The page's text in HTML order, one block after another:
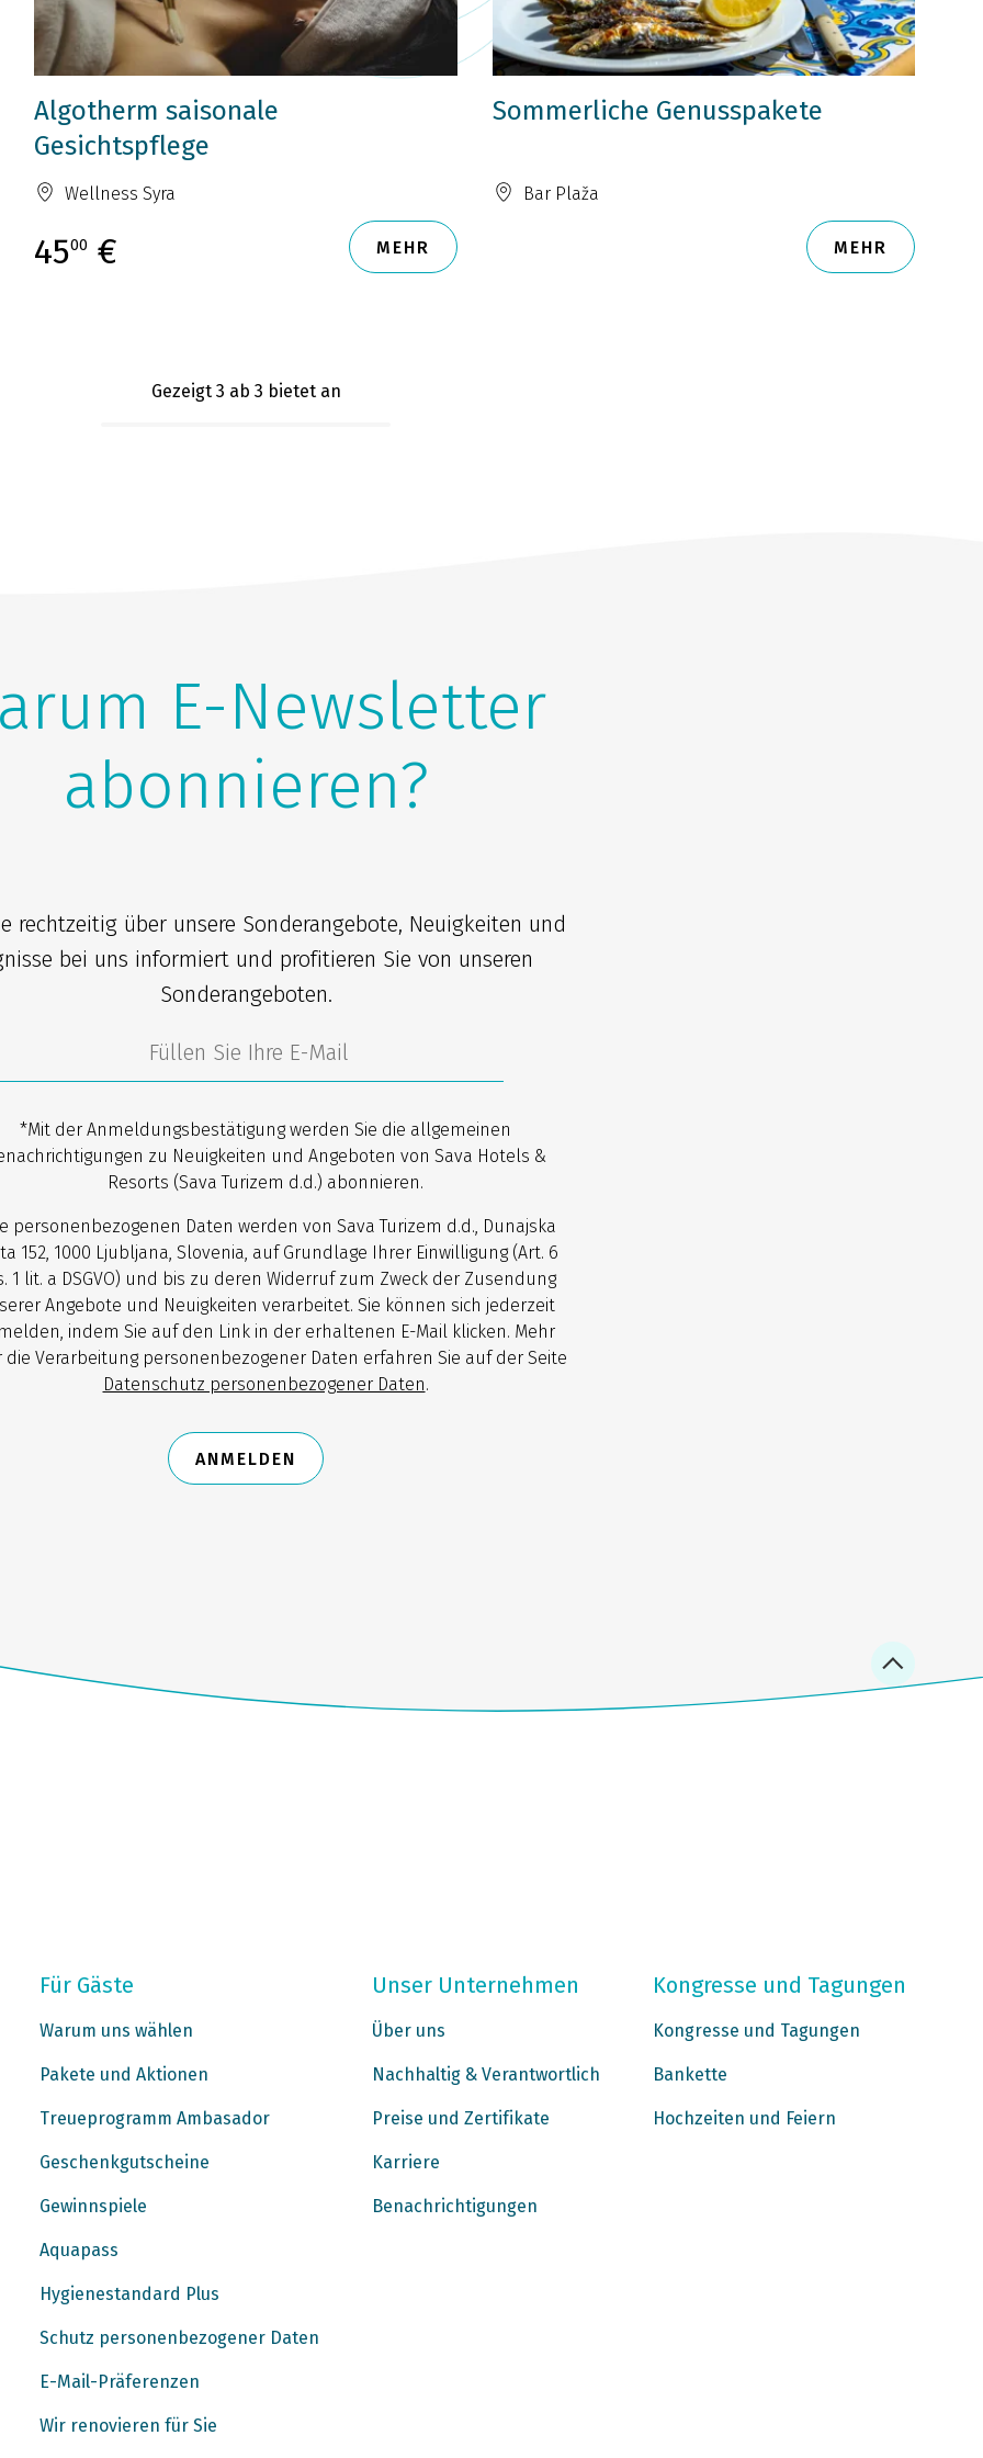
Algotherm saisonale
Gesichtspflege
Wellness Syra
4500 € MEHR
Sommerliche Genusspakete
Bar Plaža
MEHR
Gezeigt 3 ab 3 bietet an
E-Newsletter
abonnieren?
rechtzeitig über unsere Sonderangebote, Neuigkeiten und
bei uns informiert und profitieren Sie von unseren
Sonderangeboten.
*Mit der Anmeldungsbestätigung werden Sie die allgemeinen
zu Neuigkeiten und Angeboten von Sava Hotels &
Resorts (Sava Turizem d.d.) abonnieren.
personenbezogenen Daten werden von Sava Turizem d.d., Dunajska
152, 1000 Ljubljana, Slovenia, auf Grundlage Ihrer Einwilligung (Art. 6
1 lit. a DSGVO) und bis zu deren Widerruf zum Zweck der Zusendung
Angebote und Neuigkeiten verarbeitet. Sie können sich jederzeit
indem Sie auf den Link in der erhaltenen E-Mail klicken. Mehr
die Verarbeitung personenbezogener Daten erfahren Sie auf der Seite
Datenschutz personenbezogener Daten.
ANMELDEN
Für Gäste
Warum uns wählen
Pakete und Aktionen
Treueprogramm Ambasador
Geschenkgutscheine
Gewinnspiele
Aquapass
Hygienestandard Plus
Schutz personenbezogener Daten
E-Mail-Präferenzen
Wir renovieren für Sie
Unser Unternehmen
Über uns
Nachhaltig & Verantwortlich
Preise und Zertifikate
Karriere
Benachrichtigungen
Kongresse und Tagungen
Kongresse und Tagungen
Bankette
Hochzeiten und Feiern